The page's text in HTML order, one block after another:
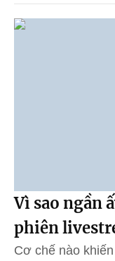
Vì sao ngần
phiên
Cơ chế nào